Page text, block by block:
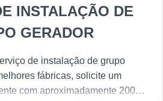
INSTALAÇÃO DE
GERADOR
de instalação de grupo
fábricas, solicite um
com aproximadamente 200